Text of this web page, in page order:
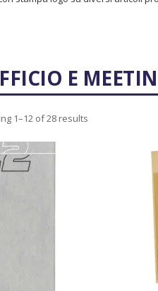
E
1–12 of 28 results